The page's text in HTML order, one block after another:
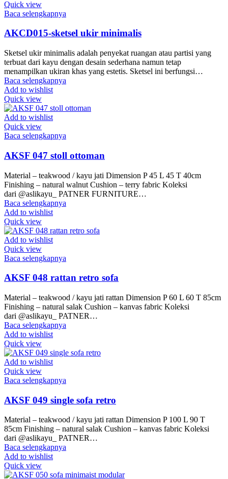
Quick view
Baca selengkapnya
AKCD015-sketsel ukir minimalis
Sketsel ukir minimalis adalah penyekat ruangan atau partisi yang
terbuat dari kayu dengan desain sederhana namun tetap
menampilkan ukiran khas yang estetis. Sketsel ini berfungsi…
Baca selengkapnya
Add to wishlist
Quick view
Add to wishlist
Quick view
Baca selengkapnya
AKSF 047 stoll ottoman
Material – teakwood / kayu jati Dimension P 45 L 45 T 40cm
Finishing – natural walnut Cushion – terry fabric Koleksi
dari @aslikayu_ PATNER FURNITURE…
Baca selengkapnya
Add to wishlist
Quick view
Add to wishlist
Quick view
Baca selengkapnya
AKSF 048 rattan retro sofa
Material – teakwood / kayu jati rattan Dimension P 60 L 60 T 85cm
Finishing – natural salak Cushion – kanvas fabric Koleksi
dari @aslikayu_ PATNER…
Baca selengkapnya
Add to wishlist
Quick view
Add to wishlist
Quick view
Baca selengkapnya
AKSF 049 single sofa retro
Material – teakwood / kayu jati rattan Dimension P 100 L 90 T
85cm Finishing – natural salak Cushion – kanvas fabric Koleksi
dari @aslikayu_ PATNER…
Baca selengkapnya
Add to wishlist
Quick view